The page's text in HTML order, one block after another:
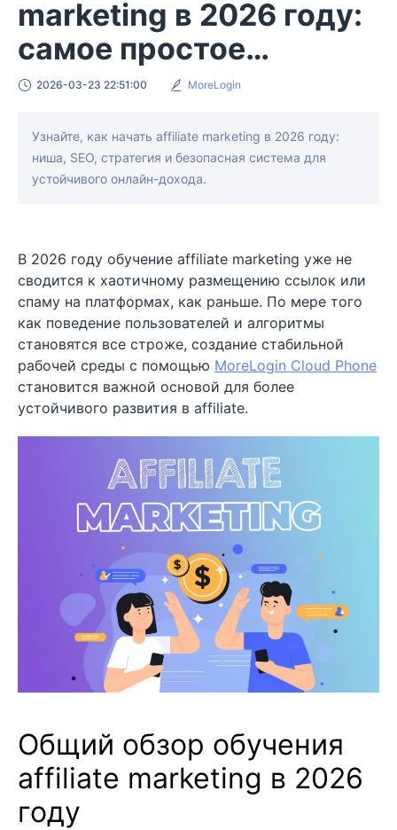
marketing в 2026 году:
самое простое
руководство
2026-03-23 22:51:00 MoreLogin
Узнайте, как начать affiliate marketing в 2026 году:
ниша, SEO, стратегия и безопасная система для
устойчивого онлайн-дохода.
В 2026 году обучение affiliate marketing уже не
сводится к хаотичному размещению ссылок или
спаму на платформах, как раньше. По мере того
как поведение пользователей и алгоритмы
становятся все строже, создание стабильной
рабочей среды с помощью MoreLogin Cloud Phone
становится важной основой для более
устойчивого развития в affiliate.
Общий обзор обучения
affiliate marketing в 2026
году